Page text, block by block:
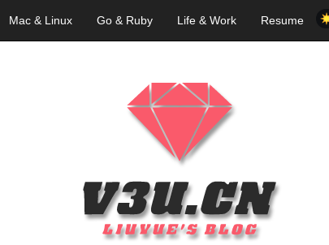
Mac & Linux Go & Ruby Life & Work Resume